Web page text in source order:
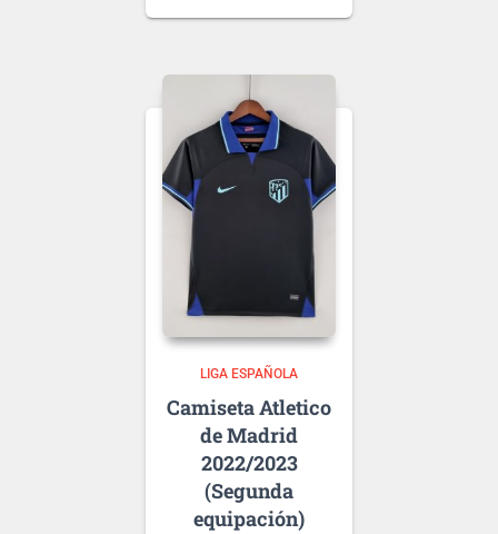
Puedes elegir
nombre y número
para tu camiseta, bien
personalizado o bien de
algún jugador, lo que
escribas será lo que
Ten en cuenta que si aún
no se ha presentado la
LIGA ESPAÑOLA
Atletico
de Madrid
2022/2023
(Segunda
equipación)